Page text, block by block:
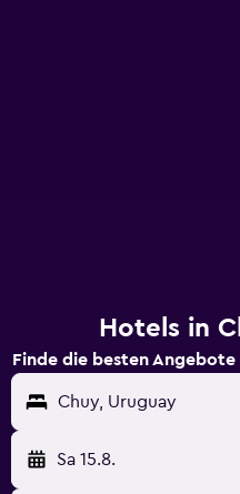
Hotels in
Finde die besten Angebote
Chuy, Uruguay
Sa 15.8.